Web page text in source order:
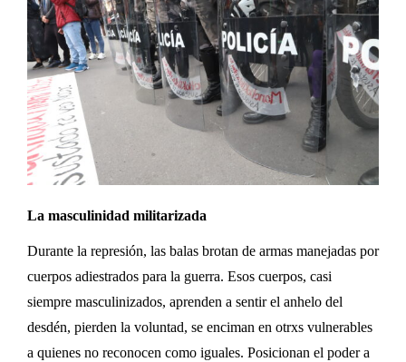
La masculinidad militarizada
Durante la represión, las balas brotan de armas manejadas por
cuerpos adiestrados para la guerra. Esos cuerpos, casi
siempre masculinizados, aprenden a sentir el anhelo del
desdén, pierden la voluntad, se enciman en otrxs vulnerables
a quienes no reconocen como iguales. Posicionan el poder a